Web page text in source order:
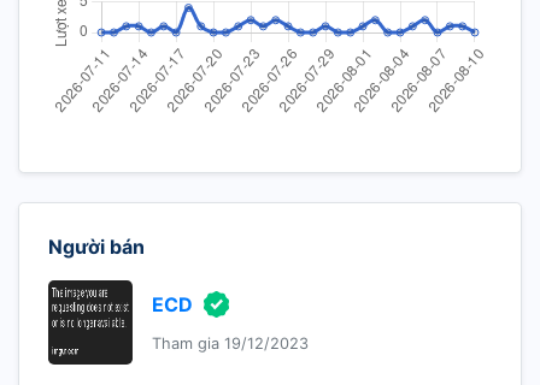
Người bán
ECD
Tham gia 19/12/2023